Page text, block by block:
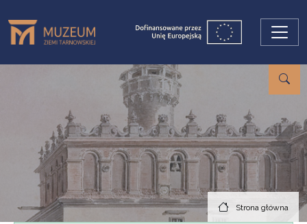
Strona główna